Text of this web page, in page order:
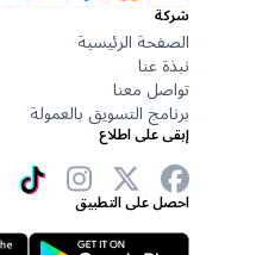
الصفحة الرئيسية
نبذة عنا
تواصل معنا
برنامج التسويق بالعمولة
إبقى على اطلاع
احصل على التطبيق